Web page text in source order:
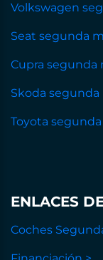
Volkswagen
Seat segunda
Cupra segunda
Skoda
Toyota
ENLACES
Coches